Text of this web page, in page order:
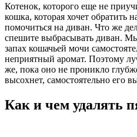
Котенок, которого еще не
кошка, которая хочет обратить
помочиться на диван. Что же
спешите выбрасывать диван.
запах кошачьей мочи
неприятный аромат. Поэтому
же, пока оно не проникло
высохнет, самостоятельно его
Как и чем удалять